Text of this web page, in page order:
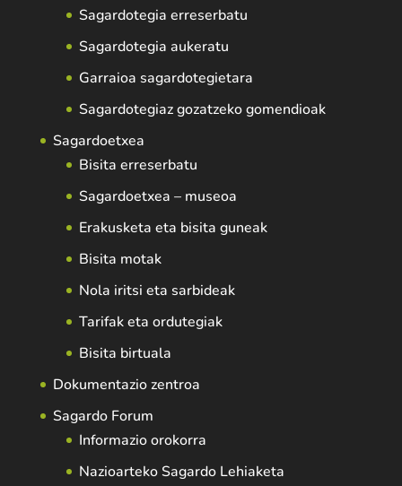
Sagardotegia erreserbatu
Sagardotegia aukeratu
Garraioa sagardotegietara
Sagardotegiaz gozatzeko gomendioak
Sagardoetxea
Bisita erreserbatu
Sagardoetxea – museoa
Erakusketa eta bisita guneak
Bisita motak
Nola iritsi eta sarbideak
Tarifak eta ordutegiak
Bisita birtuala
Dokumentazio zentroa
Sagardo Forum
Informazio orokorra
Nazioarteko Sagardo Lehiaketa